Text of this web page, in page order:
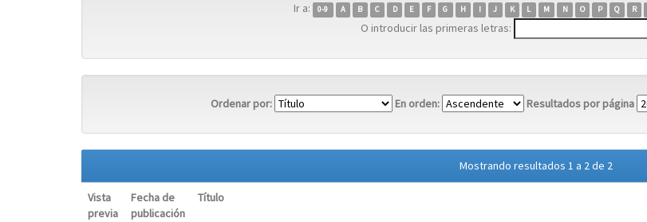
Ir a: 0-9 A B C D E F G H I J K L M N O P Q R
O introducir las primeras letras:
Ordenar por: En orden: Resultados por página
Mostrando resultados 1 a 2 de 2
Vista
previa
Fecha de
publicación
Título